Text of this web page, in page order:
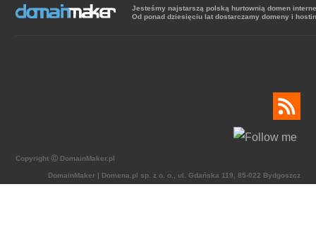
Jesteśmy najstarszą polską hurtownią domen
Od ponad dziesięciu lat dostarczamy domeny i
Copyright Ⓒ DomainMaker.pl
DomainMaker | Domena.pl sp. z o. o., ul. Gdańska 119, 85-022 Bydgoszcz